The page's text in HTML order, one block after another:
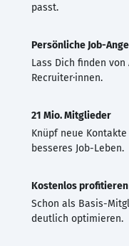
passt.
Persönliche Job-
Lass Dich finden
Recruiter·innen.
21 Mio. Mitglieder
Knüpf neue
besseres Job-Leben.
Kostenlos profitieren
Schon als Basis-
deutlich optimieren.